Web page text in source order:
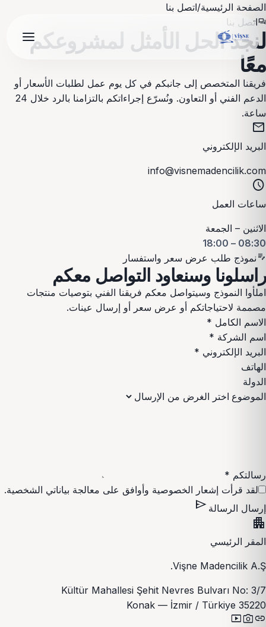
الصفحة الرئيسية/اتصل بنا
forumاتصل بنا
لنجد الحل الأمثل لمشروعكم
معًا
فريقنا المتخصص إلى جانبكم في كل يوم عمل لطلبات الأسعار أو
الدعم الفني أو التعاون. ونُسرّع إجراءاتكم بالتزامنا بالرد خلال 24
ساعة.
mail
البريد الإلكتروني
info@visnemadencilik.com
schedule
ساعات العمل
الاثنين – الجمعة
08:30 – 18:00
edit_note نموذج طلب عرض سعر واستفسار
راسلونا وسنعاود التواصل معكم
املأوا النموذج وسيتواصل معكم فريقنا الفني بتوصيات منتجات
مصممة لاحتياجاتكم أو عرض سعر أو إرسال عينات.
الاسم الكامل *
اسم الشركة *
البريد الإلكتروني *
الهاتف
الدولة
الموضوع
رسالتكم *
لقد قرأت إشعار الخصوصية وأوافق على معالجة بياناتي الشخصية.
إرسال الرسالة send
apartment
المقر الرئيسي
Vişne Madencilik A.Ş.
Kültür Mahallesi Şehit Nevres Bulvarı No: 3/7
35220 Konak — İzmir / Türkiye
link
photo_camera
smart_display